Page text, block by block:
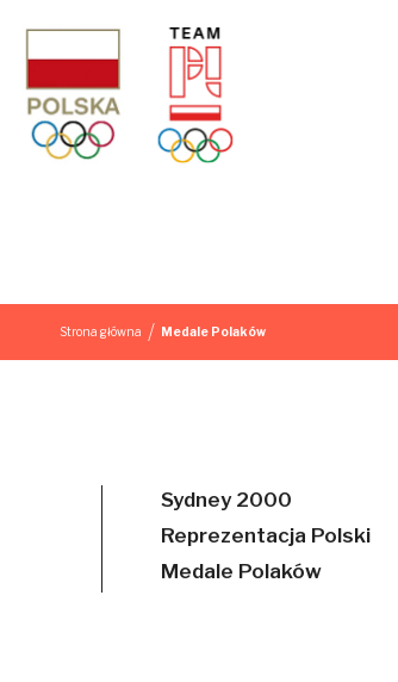
Strona główna / Medale Polaków
Sydney 2000
Reprezentacja Polski
Medale Polaków